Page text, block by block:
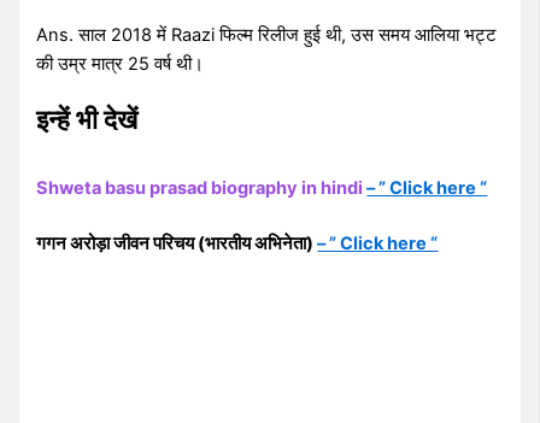
Ans. साल 2018 में Raazi फिल्म रिलीज हुई थी, उस समय आलिया भट्ट
की उम्र मात्र 25 वर्ष थी।
इन्हें भी देखें
Shweta basu prasad biography in hindi– ” Click here “
गगन अरोड़ा जीवन परिचय (भारतीय अभिनेता)– ” Click here “